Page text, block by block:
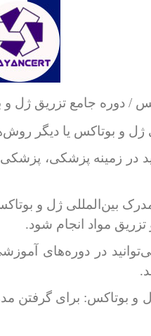
/ دوره جامع تزریق ژل و
و بوتاکس یا دیگر
در زمینه پزشکی، پزشکی
بین‌المللی ژل و
تزریق مواد انجام شود.
در دوره‌های
و بوتاکس: برای گرفتن